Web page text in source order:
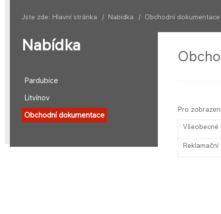
Jste zde: Hlavní stránka / Nabídka / Obchodní dokumentace
Nabídka
Pardubice
Litvínov
Obchodní dokumentace
Pro
Všeobecné
Reklamační